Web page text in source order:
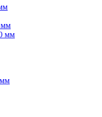
мм
мм